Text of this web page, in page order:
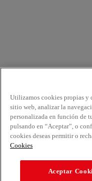
Utilizamos cookies propias y
sitio web, analizar la
personalizada en función de
pulsando en “Aceptar”, o
cookies deseas permitir o
Cookies
Aceptar